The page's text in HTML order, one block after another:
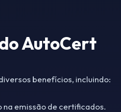
AutoCert
benefícios, incluindo:
na emissão de certificados.